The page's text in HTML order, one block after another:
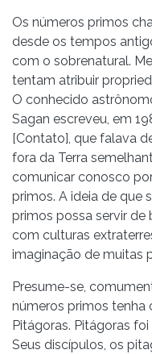
Os números primos
desde os tempos
com o sobrenatural.
tentam atribuir
O conhecido
Sagan escreveu, em
[Contato], que falava
fora da Terra
comunicar conosco
primos. A ideia de que
primos possa servir de
com culturas
imaginação de muitas
Presume-se,
números primos
Pitágoras. Pitágoras
Seus discípulos, os